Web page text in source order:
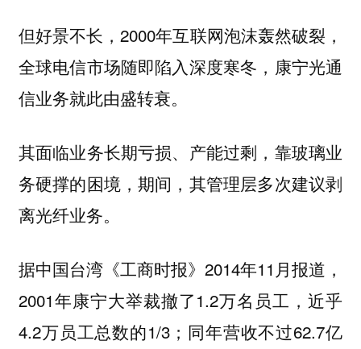
但好景不长，2000年互联网泡沫轰然破裂，
全球电信市场随即陷入深度寒冬，康宁光通
信业务就此由盛转衰。
其面临业务长期亏损、产能过剩，靠玻璃业
务硬撑的困境，期间，其管理层多次建议剥
离光纤业务。
据中国台湾《工商时报》2014年11月报道，
2001年康宁大举裁撤了1.2万名员工，近乎
4.2万员工总数的1/3；同年营收不过62.7亿